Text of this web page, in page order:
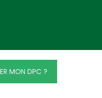
MON DPC ?